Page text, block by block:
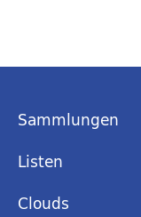
Sammlungen
Listen
Clouds